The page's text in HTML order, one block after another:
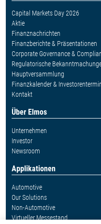
Capital Markets Day 2026
Aktie
Finanznachrichten
Finanzberichte & Präsentationen
Corporate Governance &
Regulatorische
Hauptversammlung
Finanzkalender &
Kontakt
Über Elmos
Unternehmen
Investor
Newsroom
Applikationen
Automotive
Our Solutions
Non-Automotive
Virtueller Messestand